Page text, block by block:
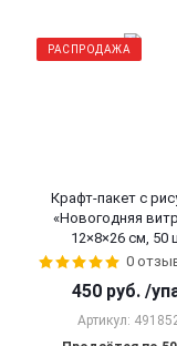
РАСПРОДАЖА
Крафт-пакет с
«Новогодняя
12×8×26 см, 50
0
450 руб. /
Артикул: